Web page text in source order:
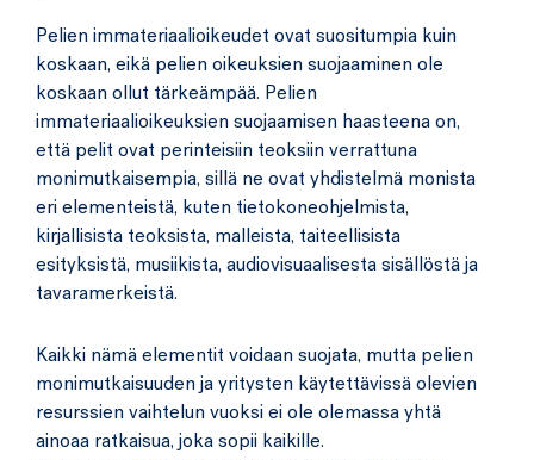
Pelien immateriaalioikeudet ovat suositumpia kuin
koskaan, eikä pelien oikeuksien suojaaminen ole
koskaan ollut tärkeämpää. Pelien
immateriaalioikeuksien suojaamisen haasteena on,
että pelit ovat perinteisiin teoksiin verrattuna
monimutkaisempia, sillä ne ovat yhdistelmä monista
eri elementeistä, kuten tietokoneohjelmista,
kirjallisista teoksista, malleista, taiteellisista
esityksistä, musiikista, audiovisuaalisesta sisällöstä ja
tavaramerkeistä.
Kaikki nämä elementit voidaan suojata, mutta pelien
monimutkaisuuden ja yritysten käytettävissä olevien
resurssien vaihtelun vuoksi ei ole olemassa yhtä
ainoaa ratkaisua, joka sopii kaikille.